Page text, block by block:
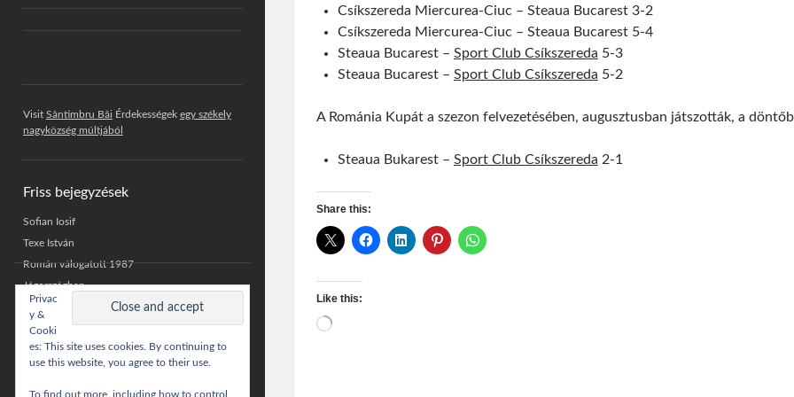
Privac
y &
Cooki
es: This site uses cookies. By continuing to
use this website, you agree to their use.
To find out more, including how to control
Visit Sântimbru Băi Érdekességek egy székely
nagyközség múltjából
Friss bejegyzések
Sofian Iosif
Texe István
Román válogatott 1987
Jégországban
Román válogatott 2007
Csíkszereda Miercurea-Ciuc – Steaua Bucarest 3-2
Csíkszereda Miercurea-Ciuc – Steaua Bucarest 5-4
Steaua Bucarest – Sport Club Csíkszereda 5-3
Steaua Bucarest – Sport Club Csíkszereda 5-2
A Románia Kupát a szezon felvezetésében, augusztusban játszották, a
Steaua Bukarest – Sport Club Csíkszereda 2-1
Share this:
Like this:
Loading…